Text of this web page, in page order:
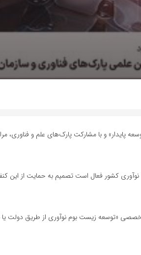
پایدار» و با مشارکت پارک‌های علم و فناوری،
کشور فعال است تصمیم به حمایت از این
تخصصی «توسعه زیست بوم نوآوری از طریق